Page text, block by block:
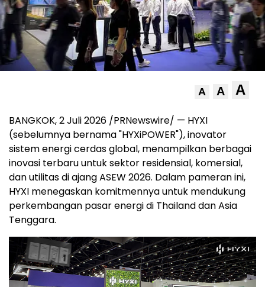
A A A
BANGKOK, 2 Juli 2026 /PRNewswire/ — HYXI
(sebelumnya bernama "HYXiPOWER"), inovator
sistem energi cerdas global, menampilkan berbagai
inovasi terbaru untuk sektor residensial, komersial,
dan utilitas di ajang ASEW 2026. Dalam pameran ini,
HYXI menegaskan komitmennya untuk mendukung
perkembangan pasar energi di Thailand dan Asia
Tenggara.